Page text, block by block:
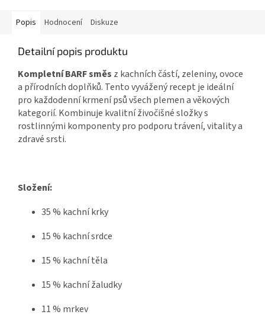
Popis Hodnocení Diskuze
Detailní popis produktu
Kompletní BARF směs z kachních částí, zeleniny, ovoce
a přírodních doplňků. Tento vyvážený recept je ideální
pro každodenní krmení psů všech plemen a věkových
kategorií. Kombinuje kvalitní živočišné složky s
rostlinnými komponenty pro podporu trávení, vitality a
zdravé srsti.
Složení:
35 % kachní krky
15 % kachní srdce
15 % kachní těla
15 % kachní žaludky
11 % mrkev